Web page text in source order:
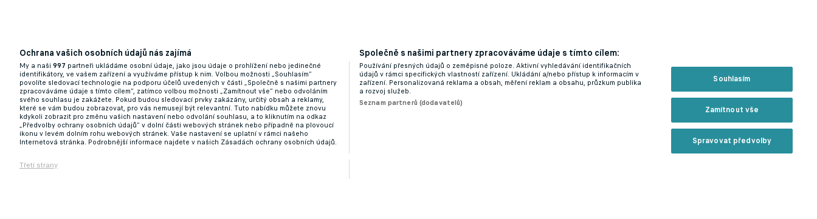
Ochrana vašich osobních údajů nás zajímá
My a naši 997 partneři ukládáme osobní údaje, jako jsou údaje o prohlížení nebo jedinečné
identifikátory, ve vašem zařízení a využíváme přístup k nim. Volbou možnosti „Souhlasím“
povolíte sledovací technologie na podporu účelů uvedených v části „Společně s našimi partnery
zpracováváme údaje s tímto cílem“, zatímco volbou možnosti „Zamítnout vše“ nebo odvoláním
svého souhlasu je zakážete. Pokud budou sledovací prvky zakázány, určitý obsah a reklamy,
které se vám budou zobrazovat, pro vás nemusejí být relevantní. Tuto nabídku můžete znovu
kdykoli zobrazit pro změnu vašich nastavení nebo odvolání souhlasu, a to kliknutím na odkaz
„Předvolby ochrany osobních údajů“ v dolní části webových stránek nebo případně na plovoucí
ikonu v levém dolním rohu webových stránek. Vaše nastavení se uplatní v rámci našeho
Internetová stránka. Podrobnější informace najdete v našich Zásadách ochrany osobních údajů.
Třetí strany
Společně s našimi partnery zpracováváme údaje s tímto cílem:
Používání přesných údajů o zeměpisné poloze. Aktivní vyhledávání identifikačních
údajů v rámci specifických vlastností zařízení. Ukládání a/nebo přístup k informacím v
zařízení. Personalizovaná reklama a obsah, měření reklam a obsahu, průzkum publika
a rozvoj služeb.
Seznam partnerů (dodavatelů)
Souhlasím
Zamítnout vše
Spravovat předvolby